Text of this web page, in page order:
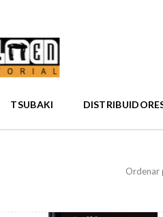
TSUBAKI
Ordenar